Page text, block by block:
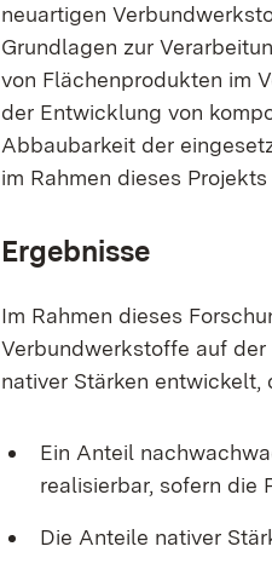
neuartigen
Grundlagen zur
von Flächenprodukten im
der Entwicklung von
Abbaubarkeit der
im Rahmen dieses
Ergebnisse
Im Rahmen dieses
Verbundwerkstoffe auf
nativer Stärken entwickelt,
Ein Anteil
realisierbar, sofern die
Die Anteile nativer